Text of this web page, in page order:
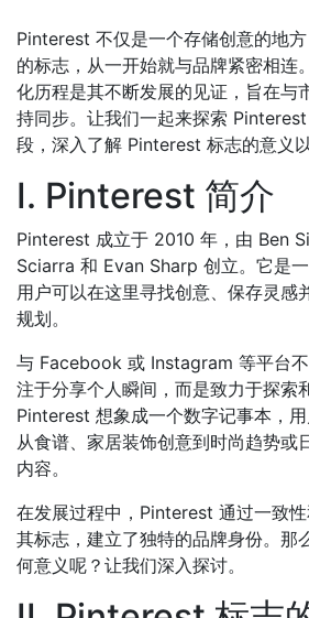
Pinterest 不仅是一个存储创意的地
的标志，从一开始就与品牌紧密相连
化历程是其不断发展的见证，旨在与
持同步。让我们一起来探索
段，深入了解 Pinterest 标志的意义
I. Pinterest 简介
Pinterest 成立于 2010 年，由 Ben
Sciarra 和 Evan Sharp 创立。它是
用户可以在这里寻找创意、保存灵感
规划。
与 Facebook 或 Instagram 等平台
注于分享个人瞬间，而是致力于探索
Pinterest 想象成一个数字记事本，用
从食谱、家居装饰创意到时尚趋势或
内容。
在发展过程中，Pinterest 通过一致
其标志，建立了独特的品牌身份。那
何意义呢？让我们深入探讨。